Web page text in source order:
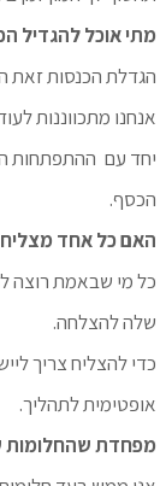
מתי אוכל להגדיל
הגדלת הכנסות זאת
אנחנו מתכווננות
יחד עם ההתפתחות
הכסף.
האם כל אחד
כל מי שבאמת רוצה
שלה להצלחה.
כדי להצליח צריך
אופטימית לתהליך.
מפחדת שהחלומות